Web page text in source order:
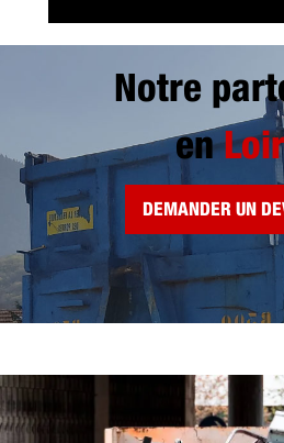
Notre
en
DEMANDER UN